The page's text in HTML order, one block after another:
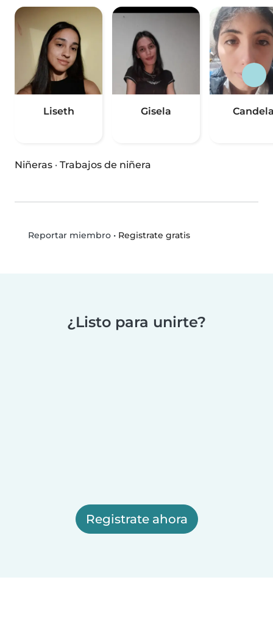
Liseth Gisela
Niñeras · Trabajos de niñera
Reportar miembro• Registrate gratis
¿Listo para unirte?
Registrate ahora